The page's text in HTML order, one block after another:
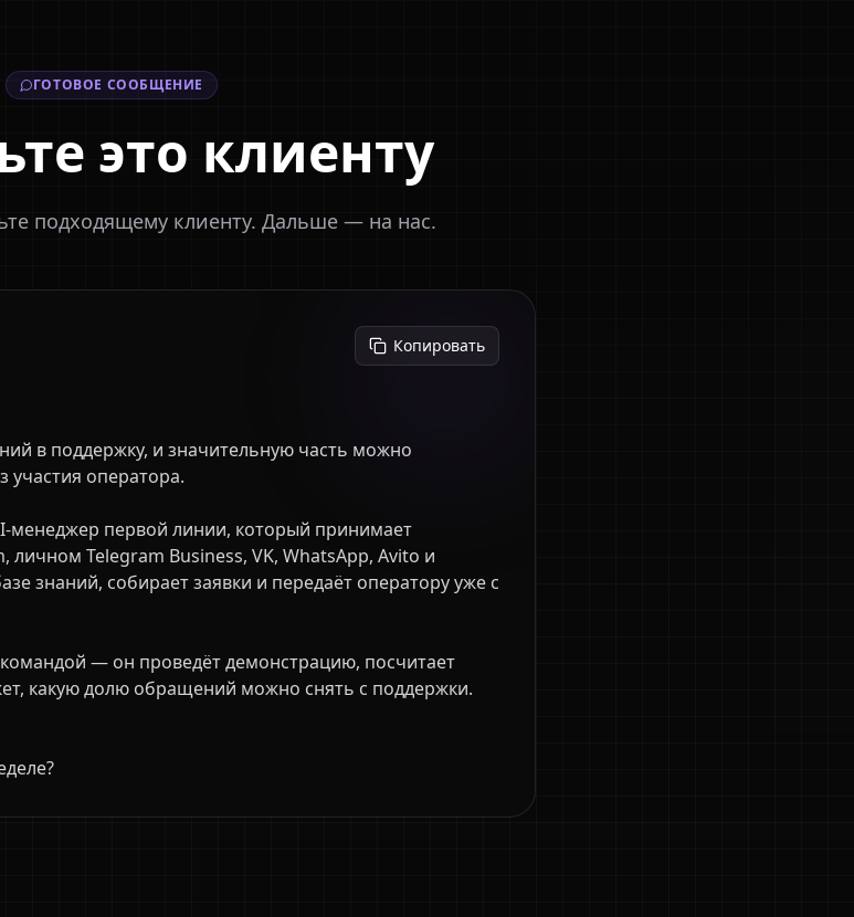
ГОТОВОЕ СООБЩЕНИЕ
это клиенту
подходящему клиенту. Дальше — на нас.
Копировать
участия оператора.
личном Telegram Business, VK, WhatsApp, Avito и
знаний, собирает заявки и передаёт оператору уже с
какую долю обращений можно снять с поддержки.